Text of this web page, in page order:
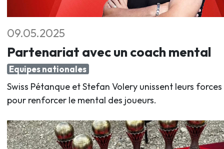
09.05.2025
Partenariat avec un coach mental
Equipes nationales
Swiss Pétanque et Stefan Volery unissent leurs forces
pour renforcer le mental des joueurs.